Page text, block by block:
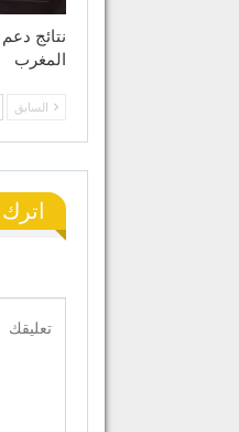
نتائج
المغرب
السابق